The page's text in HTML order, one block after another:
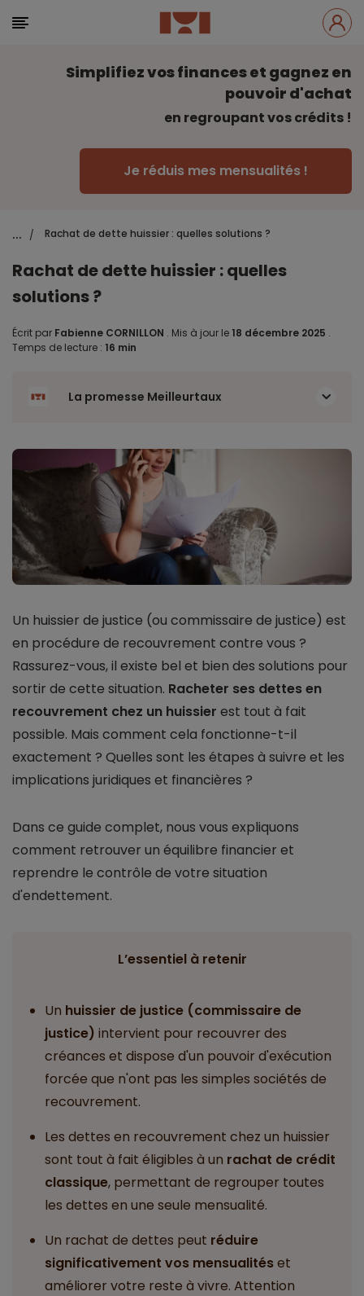
Simplifiez vos finances et gagnez en
pouvoir d'achat
en regroupant vos crédits !
Je réduis mes mensualités !
... / Rachat de dette huissier : quelles solutions ?
Rachat de dette huissier : quelles
solutions ?
Écrit par Fabienne CORNILLON . Mis à jour le 18 décembre 2025 .
Temps de lecture : 16 min
La promesse Meilleurtaux
Un huissier de justice (ou commissaire de justice) est
en procédure de recouvrement contre vous ?
Rassurez-vous, il existe bel et bien des solutions pour
sortir de cette situation. Racheter ses dettes en
recouvrement chez un huissier est tout à fait
possible. Mais comment cela fonctionne-t-il
exactement ? Quelles sont les étapes à suivre et les
implications juridiques et financières ?
Dans ce guide complet, nous vous expliquons
comment retrouver un équilibre financier et
reprendre le contrôle de votre situation
d'endettement.
L’essentiel à retenir
Un huissier de justice (commissaire de
justice) intervient pour recouvrer des
créances et dispose d'un pouvoir d'exécution
forcée que n'ont pas les simples sociétés de
recouvrement.
Les dettes en recouvrement chez un huissier
sont tout à fait éligibles à un rachat de crédit
classique, permettant de regrouper toutes
les dettes en une seule mensualité.
Un rachat de dettes peut réduire
significativement vos mensualitéset
améliorer votre reste à vivre. Attention